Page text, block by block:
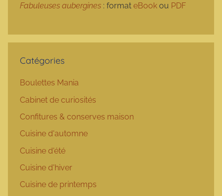
Fabuleuses aubergines : format eBook ou PDF
Catégories
Boulettes Mania
Cabinet de curiosités
Confitures & conserves maison
Cuisine d'automne
Cuisine d'été
Cuisine d'hiver
Cuisine de printemps